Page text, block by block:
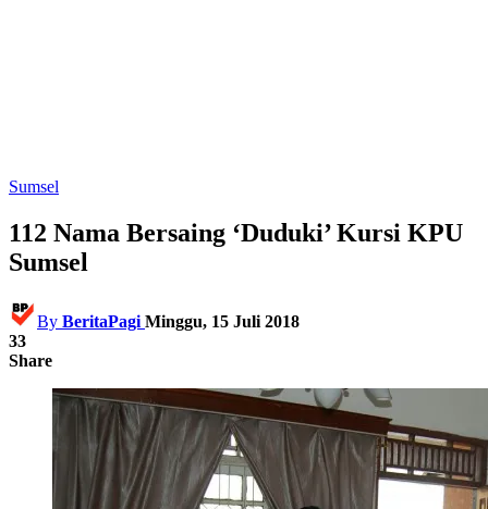
Sumsel
112 Nama Bersaing ‘Duduki’ Kursi KPU
Sumsel
By BeritaPagi Minggu, 15 Juli 2018
33
Share